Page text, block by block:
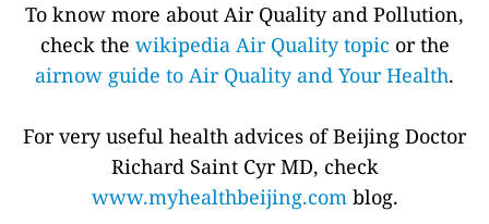
To know more about Air Quality and Pollution,
check the wikipedia Air Quality topic or the
airnow guide to Air Quality and Your Health.
For very useful health advices of Beijing Doctor
Richard Saint Cyr MD, check
www.myhealthbeijing.comblog.